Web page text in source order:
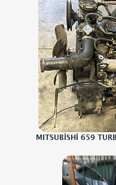
MITSUBİSHİ 659